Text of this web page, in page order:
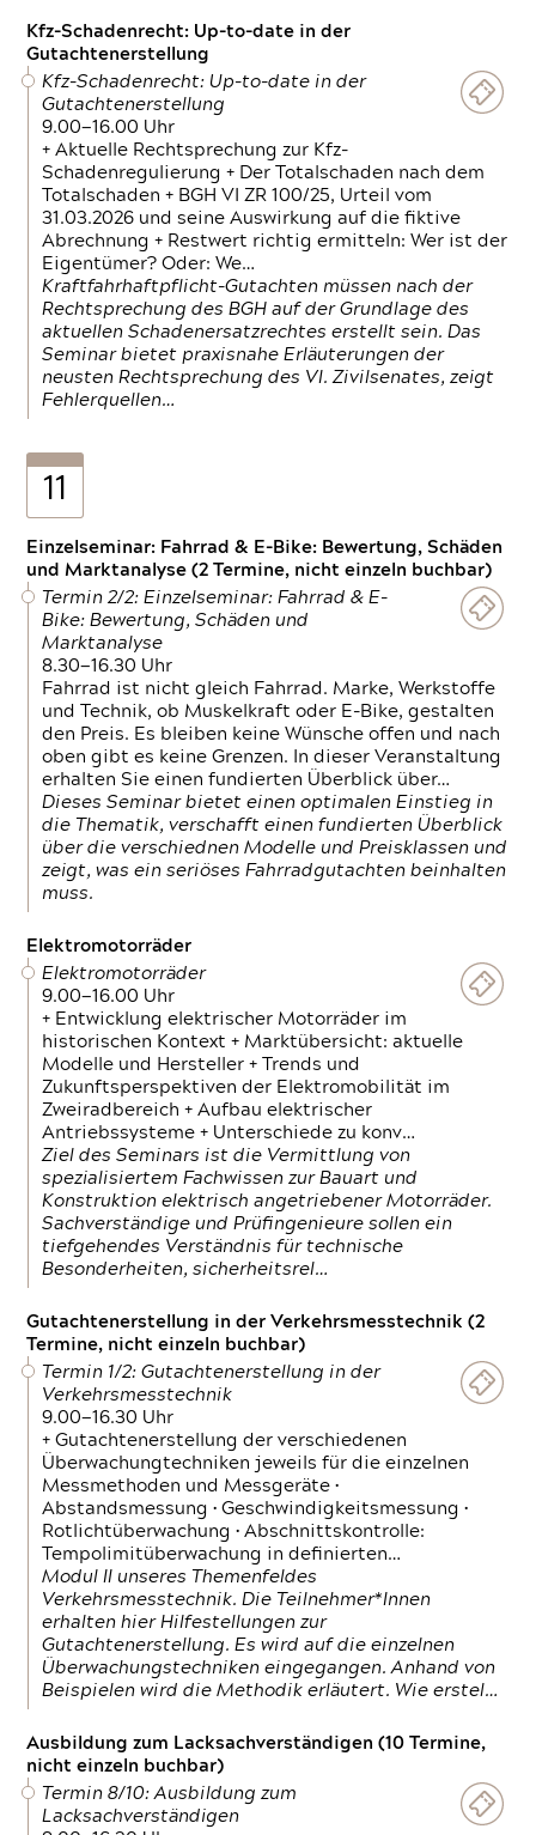
Kfz-Schadenrecht: Up-to-date in der
Gutachtenerstellung
Kfz-Schadenrecht: Up-to-date in der
Gutachtenerstellung
9.00—16.00 Uhr
+ Aktuelle Rechtsprechung zur Kfz-
Schadenregulierung + Der Totalschaden nach dem
Totalschaden + BGH VI ZR 100/25, Urteil vom
31.03.2026 und seine Auswirkung auf die fiktive
Abrechnung + Restwert richtig ermitteln: Wer ist der
Eigentümer? Oder: We…
Kraftfahrhaftpflicht-Gutachten müssen nach der
Rechtsprechung des BGH auf der Grundlage des
aktuellen Schadenersatzrechtes erstellt sein. Das
Seminar bietet praxisnahe Erläuterungen der
neusten Rechtsprechung des VI. Zivilsenates, zeigt
Fehlerquellen…
11
Einzelseminar: Fahrrad & E-Bike: Bewertung, Schäden
und Marktanalyse (2 Termine, nicht einzeln buchbar)
Termin 2/2: Einzelseminar: Fahrrad & E-
Bike: Bewertung, Schäden und
Marktanalyse
8.30—16.30 Uhr
Fahrrad ist nicht gleich Fahrrad. Marke, Werkstoffe
und Technik, ob Muskelkraft oder E-Bike, gestalten
den Preis. Es bleiben keine Wünsche offen und nach
oben gibt es keine Grenzen. In dieser Veranstaltung
erhalten Sie einen fundierten Überblick über…
Dieses Seminar bietet einen optimalen Einstieg in
die Thematik, verschafft einen fundierten Überblick
über die verschiednen Modelle und Preisklassen und
zeigt, was ein seriöses Fahrradgutachten beinhalten
muss.
Elektromotorräder
Elektromotorräder
9.00—16.00 Uhr
+ Entwicklung elektrischer Motorräder im
historischen Kontext + Marktübersicht: aktuelle
Modelle und Hersteller + Trends und
Zukunftsperspektiven der Elektromobilität im
Zweiradbereich + Aufbau elektrischer
Antriebssysteme + Unterschiede zu konv…
Ziel des Seminars ist die Vermittlung von
spezialisiertem Fachwissen zur Bauart und
Konstruktion elektrisch angetriebener Motorräder.
Sachverständige und Prüfingenieure sollen ein
tiefgehendes Verständnis für technische
Besonderheiten, sicherheitsrel…
Gutachtenerstellung in der Verkehrsmesstechnik (2
Termine, nicht einzeln buchbar)
Termin 1/2: Gutachtenerstellung in der
Verkehrsmesstechnik
9.00—16.30 Uhr
+ Gutachtenerstellung der verschiedenen
Überwachungtechniken jeweils für die einzelnen
Messmethoden und Messgeräte •
Abstandsmessung • Geschwindigkeitsmessung •
Rotlichtüberwachung • Abschnittskontrolle:
Tempolimitüberwachung in definierten…
Modul II unseres Themenfeldes
Verkehrsmesstechnik. Die Teilnehmer*Innen
erhalten hier Hilfestellungen zur
Gutachtenerstellung. Es wird auf die einzelnen
Überwachungstechniken eingegangen. Anhand von
Beispielen wird die Methodik erläutert. Wie erstel…
Ausbildung zum Lacksachverständigen (10 Termine,
nicht einzeln buchbar)
Termin 8/10: Ausbildung zum
Lacksachverständigen